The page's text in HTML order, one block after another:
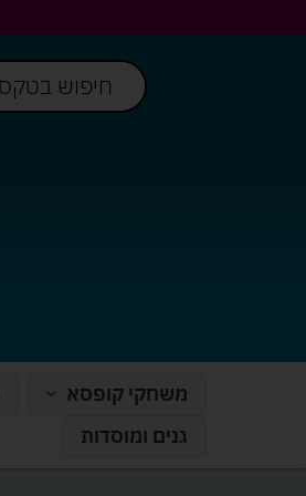
משחקי קופסא
גנים ומוסדות